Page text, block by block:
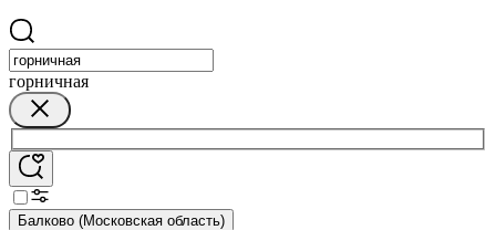
горничная
Балково (Московская область)